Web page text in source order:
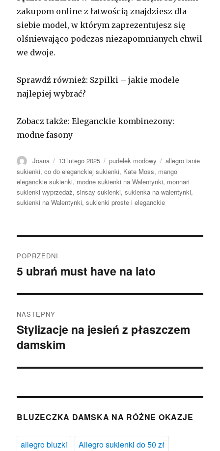
zakupom online z łatwością znajdziesz dla
siebie model, w którym zaprezentujesz się
olśniewająco podczas niezapomnianych chwil
we dwoje.
Sprawdź również: Szpilki – jakie modele
najlepiej wybrać?
Zobacz także: Eleganckie kombinezony:
modne fasony
Autor
Joana Opublikowano
13 lutego 2025 Kategorie
pudelek modowy Tagi
allegro tanie
sukienki,co do eleganckiej sukienki, Kate Moss, mango
eleganckie sukienki, modne sukienki na Walentynki, monnari
sukienki wyprzedaż,sinsay sukienki,sukienka na walentynki,
sukienki na Walentynki,sukienki proste i eleganckie
wpisu
POPRZEDNI
Poprzedni
5 ubrań must have na lato
NASTĘPNY
Następny
wpis:
Stylizacje na jesień z płaszczem
damskim
BLUZECZKA DAMSKA NA RÓŻNE OKAZJE
allegro bluzki Allegro sukienki do 50 zł